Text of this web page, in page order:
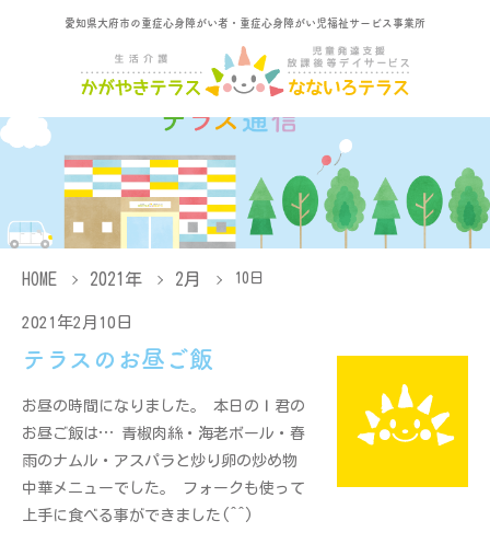
愛知県大府市の重症心身障がい者・重症心身障がい児福祉サービス事業所
HOME 2021年 2月 10日
2021年2月10日
テラスのお昼ご飯
お昼の時間になりました。 本日のＩ君の
お昼ご飯は… 青椒肉絲・海老ボール・春
雨のナムル・アスパラと炒り卵の炒め物
中華メニューでした。 フォークも使って
上手に食べる事ができました(^^)